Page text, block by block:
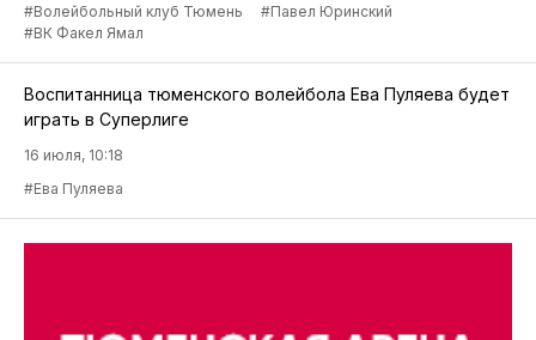
#Волейбольный клуб Тюмень
#Павел Юринский
#ВК Факел Ямал
Воспитанница тюменского волейбола Ева Пуляева будет
играть в Суперлиге
16 июля, 10:18
#Ева Пуляева